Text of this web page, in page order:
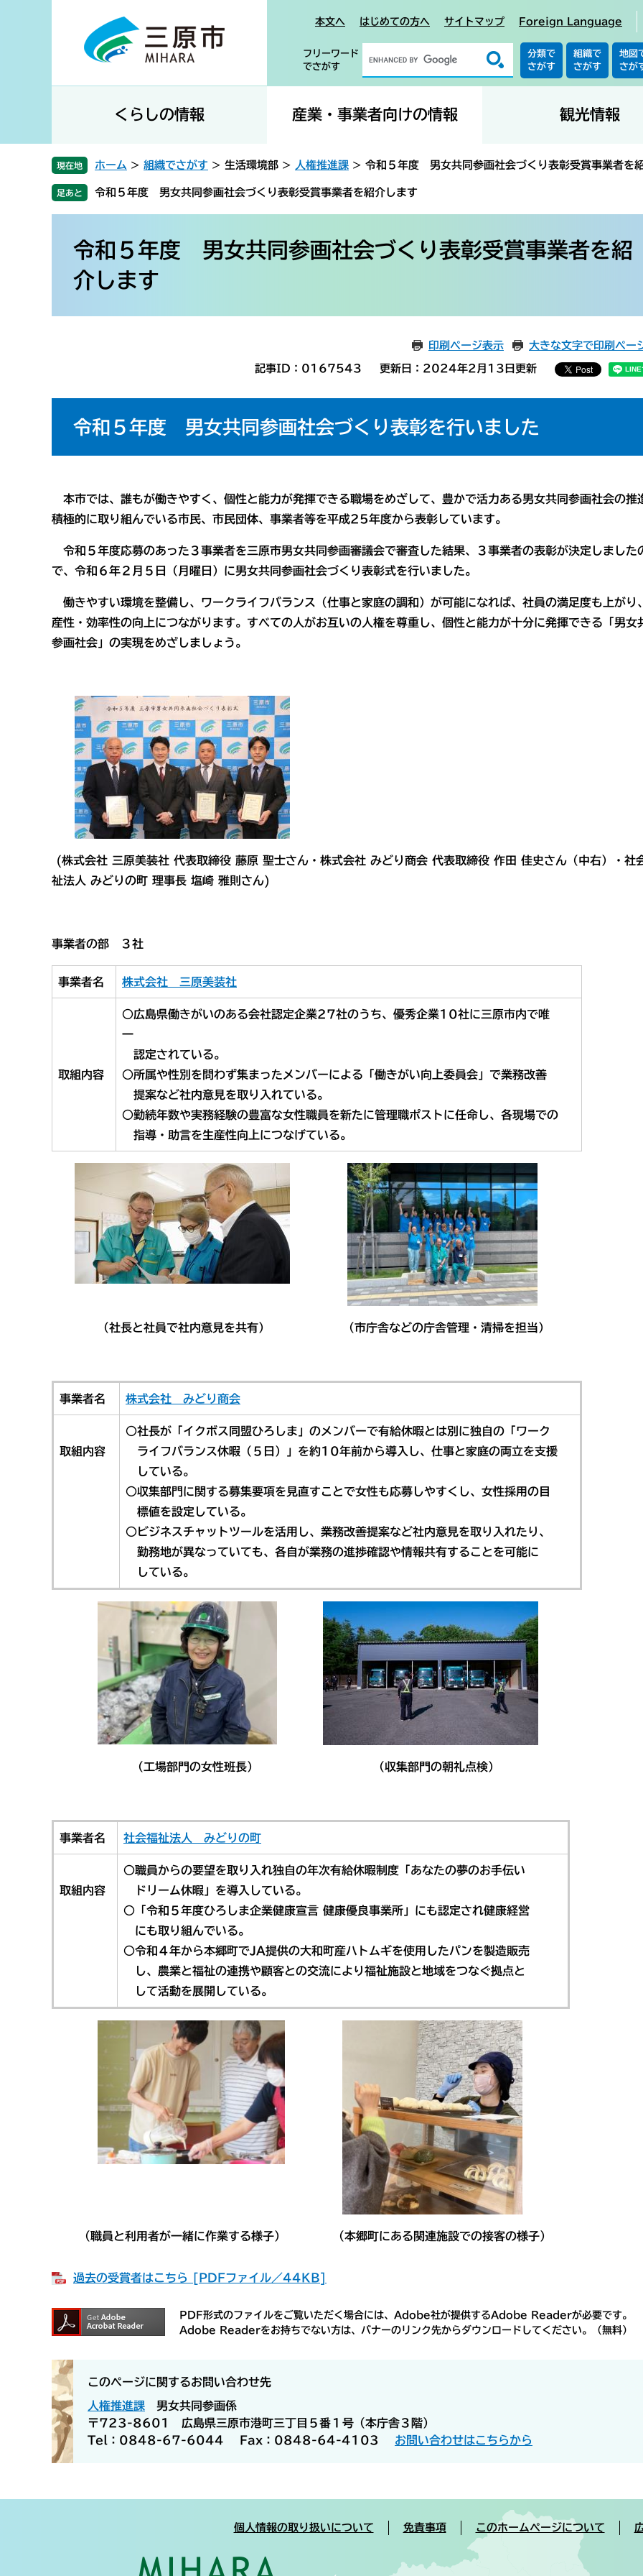
。
て
本文へ はじめての方へ サイトマップ Foreign Language
フリーワード
でさがす
分類で
さがす
組織で
さがす
地図
さが
くらしの情報 産業・事業者向けの情報 観光情報
現在地 ホーム > 組織でさがす > 生活環境部 > 人権推進課 > 令和５年度 男女共同参画社会づくり表彰受賞事業者を
令和５年度 男女共同参画社会づくり表彰受賞事業者を紹介します
令和５年度 男女共同参画社会づくり表彰受賞事業者を紹
介します
印刷ページ表示 大きな文字で印刷ペー
記事ID：0167543 更新日：2024年2月13日更新
令和５年度 男女共同参画社会づくり表彰を行いました
本市では、誰もが働きやすく、個性と能力が発揮できる職場をめざして、豊かで活力ある男女共同参画社会の推
積極的に取り組んでいる市民、市民団体、事業者等を平成25年度から表彰しています。
令和５年度応募のあった３事業者を三原市男女共同参画審議会で審査した結果、３事業者の表彰が決定しました
で、令和６年２月５日（月曜日）に男女共同参画社会づくり表彰式を行いました。
働きやすい環境を整備し、ワークライフバランス（仕事と家庭の調和）が可能になれば、社員の満足度も上がり
産性・効率性の向上につながります。すべての人がお互いの人権を尊重し、個性と能力が十分に発揮できる「男女
参画社会」の実現をめざしましょう。
(株式会社 三原美装社 代表取締役 藤原 聖士さん・株式会社 みどり商会 代表取締役 作田 佳史さん（中右）・社
祉法人 みどりの町 理事長 塩崎 雅則さん)
事業者の部 ３社
事業者名 株式会社 三原美装社
取組内容
○広島県働きがいのある会社認定企業27社のうち、優秀企業10社に三原市内で唯
一
認定されている。
○所属や性別を問わず集まったメンバーによる「働きがい向上委員会」で業務改善
提案など社内意見を取り入れている。
○勤続年数や実務経験の豊富な女性職員を新たに管理職ポストに任命し、各現場での
指導・助言を生産性向上につなげている。
（社長と社員で社内意見を共有） （市庁舎などの庁舎管理・清掃を担当）
事業者名 株式会社 みどり商会
取組内容
○社長が「イクボス同盟ひろしま」のメンバーで有給休暇とは別に独自の「ワーク
ライフバランス休暇（５日）」を約10年前から導入し、仕事と家庭の両立を支援
している。
○収集部門に関する募集要項を見直すことで女性も応募しやすくし、女性採用の目
標値を設定している。
○ビジネスチャットツールを活用し、業務改善提案など社内意見を取り入れたり、
勤務地が異なっていても、各自が業務の進捗確認や情報共有することを可能に
している。
（工場部門の女性班長） （収集部門の朝礼点検）
事業者名 社会福祉法人 みどりの町
取組内容
○​職員からの要望を取り入れ独自の年次有給休暇制度「あなたの夢のお手伝い
ドリーム休暇」を導入している。
○「令和５年度ひろしま企業健康宣言 健康優良事業所」にも認定され健康経営
にも取り組んでいる。
○令和４年から本郷町でJA提供の大和町産ハトムギを使用したパンを製造販売
し、農業と福祉の連携や顧客との交流により福祉施設と地域をつなぐ拠点と
して活動を展開している。
（職員と利用者が一緒に作業する様子） （本郷町にある関連施設での接客の様子）
過去の受賞者はこちら [PDFファイル／44KB]
PDF形式のファイルをご覧いただく場合には、Adobe社が提供するAdobe Readerが必要です。
Adobe Readerをお持ちでない方は、バナーのリンク先からダウンロードしてください。（無料）
このページに関するお問い合わせ先
人権推進課
男女共同参画係
〒723-8601 広島県三原市港町三丁目５番１号（本庁舎３階）
Tel：0848-67-6044
Fax：0848-64-4103 お問い合わせはこちらから
個人情報の取り扱いについて 免責事項 このホームページについて